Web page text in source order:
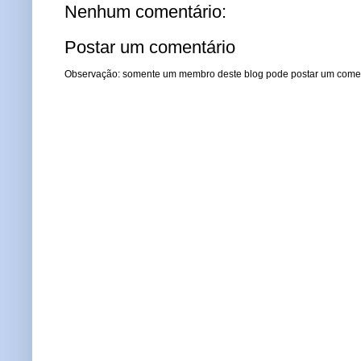
Nenhum comentário:
Postar um comentário
Observação: somente um membro deste blog pode postar um